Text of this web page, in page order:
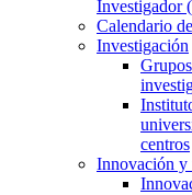
Investigador
Calendario
Investigación
centros
Innovación y